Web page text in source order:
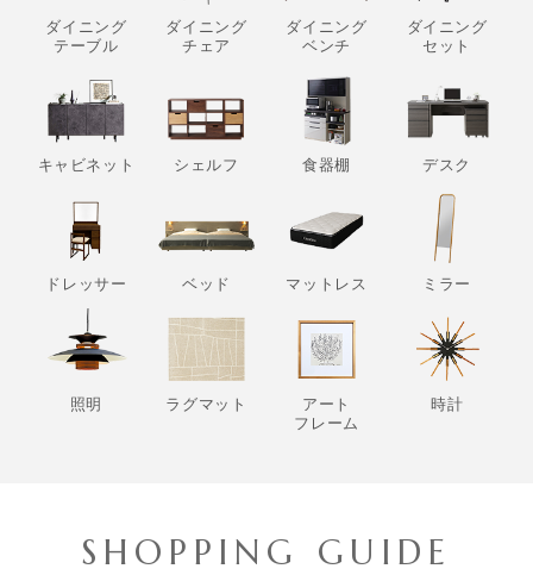
ダイニング
テーブル
ダイニング
チェア
ダイニング
ベンチ
ダイニング
セット
キャビネット シェルフ 食器棚 デスク
ドレッサー ベッド マットレス ミラー
照明 ラグマット
アート
フレーム
時計
SHOPPING GUIDE